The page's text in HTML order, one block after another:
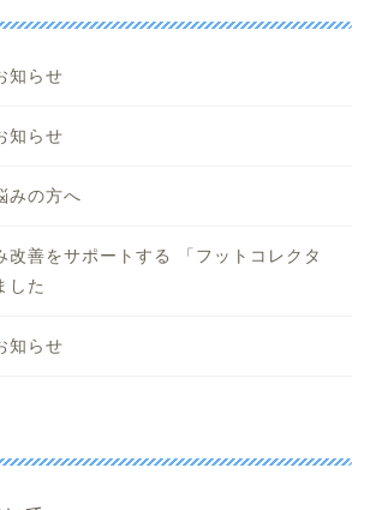
知らせ
知らせ
みの方へ
改善をサポートする 「フットコレクタ
した
知らせ